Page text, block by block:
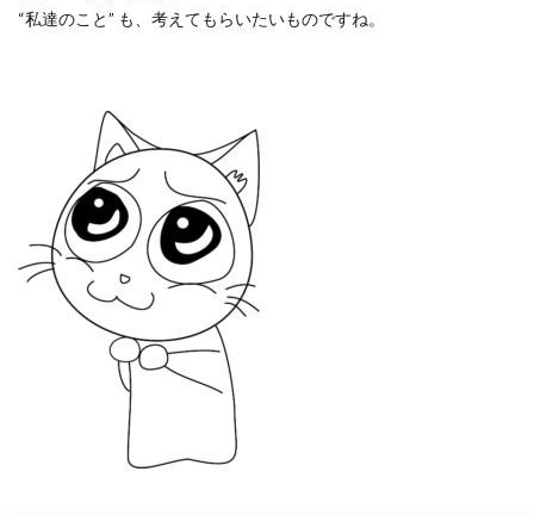
“私達のこと” も、考えてもらいたいものですね。